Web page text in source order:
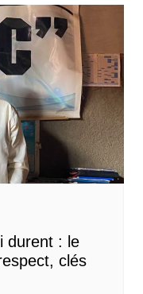
durent : le
clés